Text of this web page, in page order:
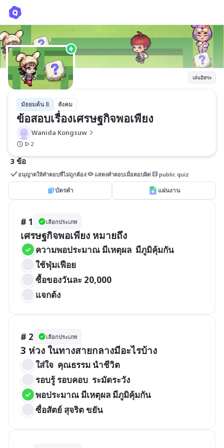
เล่นอิสระ
มัธยมต้น 8 สังคม
ข้อสอบเรื่องเศรษฐกิจพอเพียง
Wanida Kongsuw
2
3 ข้อ
อนุญาตให้คำตอบที่ไม่ถูกต้อง แสดงคำตอบเมื่อตอบผิด public quiz
บัตรคำ แผ่นงาน
# 1 เลือกประเภท
เศรษฐกิจพอเพียง หมายถึง
ความพอประมาณ มีเหตุผล  มีภูมิคุ้มกัน
ใช้ฟุ่มเฟือย
ซื้อของวันละ 20,000
แจกต้ง
# 2 เลือกประเภท
3 ห่วง ในทางสายกลางมีอะไรบ้าง
ใส่ใจ  คุณธรรม นำชีวิต
รอบรู้ รอบคอบ  ระมัดระวัง
พอประมาณ มีเหตุผล มีภูมิคุ้มกัน
ซื่อสัตย์ สุจริต ขยัน